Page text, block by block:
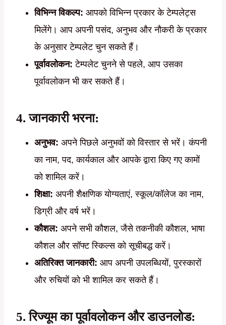
विभिन्न विकल्प: आपको विभिन्न प्रकार के टेम्पलेट्स
मिलेंगे। आप अपनी पसंद, अनुभव और नौकरी के प्रकार
के अनुसार टेम्पलेट चुन सकते हैं।
पूर्वावलोकन: टेम्पलेट चुनने से पहले, आप उसका
पूर्वावलोकन भी कर सकते हैं।
4. जानकारी भरना:
अनुभव: अपने पिछले अनुभवों को विस्तार से भरें। कंपनी
का नाम, पद, कार्यकाल और आपके द्वारा किए गए कामों
को शामिल करें।
शिक्षा: अपनी शैक्षणिक योग्यताएं, स्कूल/कॉलेज का नाम,
डिग्री और वर्ष भरें।
कौशल: अपने सभी कौशल, जैसे तकनीकी कौशल, भाषा
कौशल और सॉफ्ट स्किल्स को सूचीबद्ध करें।
अतिरिक्त जानकारी: आप अपनी उपलब्धियों, पुरस्कारों
और रुचियों को भी शामिल कर सकते हैं।
5. रिज्यूम का पूर्वावलोकन और डाउनलोड: